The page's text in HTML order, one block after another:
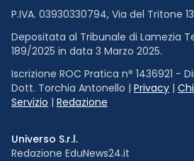
P.IVA. 03930330794, Via del Tritone
Depositata al Tribunale di Lamezia
189/2025 in data 3 Marzo 2025.
Iscrizione ROC Pratica n° 1436921 -
Dott. Torchia Antonello | Privacy |
Servizio | Redazione
Universo S.r.l.
Redazione EduNews24.it